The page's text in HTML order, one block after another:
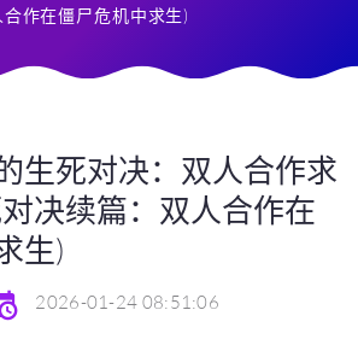
合作在僵尸危机中求生)
生死对决：双人合作求
决续篇：双人合作在
生)
2026-01-24 08:51:06